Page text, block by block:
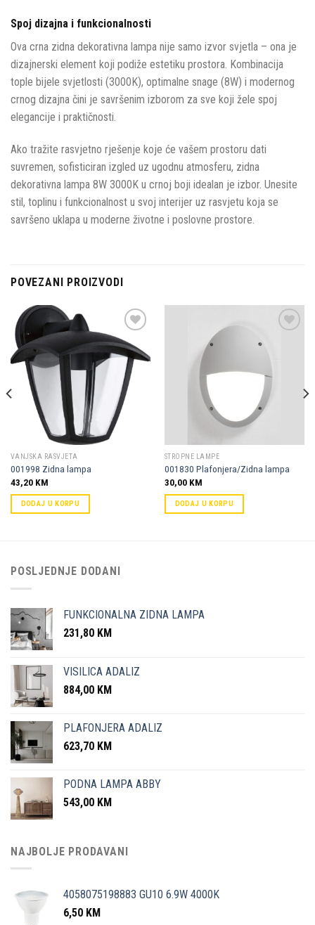
Spoj dizajna i funkcionalnosti
Ova crna zidna dekorativna lampa nije samo izvor svjetla – ona je
dizajnerski element koji podiže estetiku prostora. Kombinacija
tople bijele svjetlosti (3000K), optimalne snage (8W) i modernog
crnog dizajna čini je savršenim izborom za sve koji žele spoj
elegancije i praktičnosti.
Ako tražite rasvjetno rješenje koje će vašem prostoru dati
suvremen, sofisticiran izgled uz ugodnu atmosferu, zidna
dekorativna lampa 8W 3000K u crnoj boji idealan je izbor. Unesite
stil, toplinu i funkcionalnost u svoj interijer uz rasvjetu koja se
savršeno uklapa u moderne životne i poslovne prostore.
POVEZANI PROIZVODI
Dodaj u
omiljene
VANJSKA RASVJETA
001998 Zidna lampa
43,20 KM
DODAJ U KORPU
omiljene
STROPNE LAMPE
001830 Plafonjera/Zidna lampa
30,00 KM
DODAJ U KORPU
POSLJEDNJE DODANI
FUNKCIONALNA ZIDNA LAMPA
231,80 KM
VISILICA ADALIZ
884,00 KM
PLAFONJERA ADALIZ
623,70 KM
PODNA LAMPA ABBY
543,00 KM
NAJBOLJE PRODAVANI
4058075198883 GU10 6.9W 4000K
6,50 KM